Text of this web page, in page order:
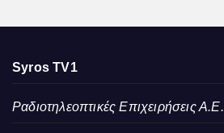
Syros TV1
Ραδιοτηλεοπτικές Επιχειρήσεις Α.Ε.